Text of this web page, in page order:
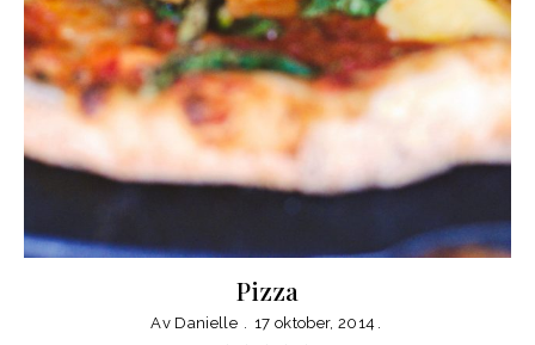
Pizza
Av Danielle 17 oktober, 2014